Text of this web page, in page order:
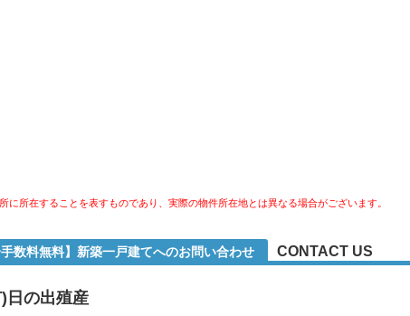
所在することを表すものであり、実際の物件所在地とは異なる場合がございます。
数料無料】新築一戸建てへのお問い合わせ CONTACT US
の出殖産